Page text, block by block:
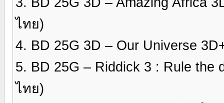
ไทย)
4. BD 25G 3D – Our Universe
5. BD 25G – Riddick 3 : Rule
ไทย)